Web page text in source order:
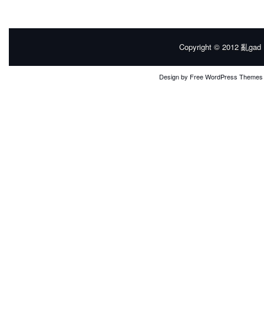
Copyright © 2012 亂gad
Design by Free WordPress Themes